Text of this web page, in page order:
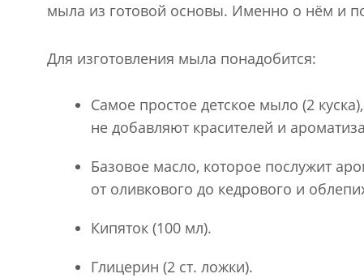
мыла из готовой основы. Именно о нём и
Для изготовления мыла понадобится:
Самое простое детское мыло (2
не добавляют красителей и
Базовое масло, которое послужит
от оливкового до кедрового и
Кипяток (100 мл).
Глицерин (2 ст. ложки).